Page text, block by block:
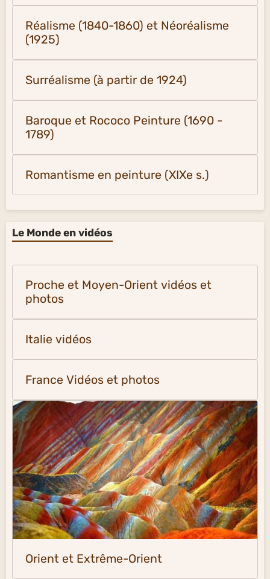
Réalisme (1840-1860) et Néoréalisme
(1925)
Surréalisme (à partir de 1924)
Baroque et Rococo Peinture (1690 -
1789)
Romantisme en peinture (XIXe s.)
Le Monde en vidéos
Proche et Moyen-Orient vidéos et
photos
Italie vidéos
France Vidéos et photos
Orient et Extrême-Orient